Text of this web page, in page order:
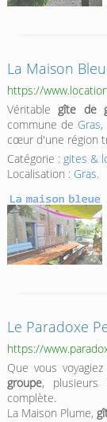
La Maison
https://
Véritablegîte de
commune de Gras,
cœur d'une région
Catégorie : gites &
Localisation : Gras.
Le Paradoxe
https://
Que vous
groupe, plusieurs
complète.
La Maison Plume,